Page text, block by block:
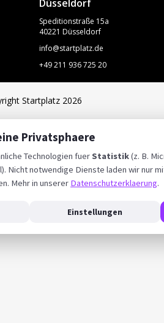
Düsseldorf
Speditionstraße 15a
40221 Düsseldorf
info@startplatz.de
+49 211 936 725 20
Startplatz 2026
Privatsphaere
Technologien fuerStatistik(z. B.
Nicht notwendige Dienste laden wir nur
Mehr in unserer Datenschutzerklaerung.
Einstellungen